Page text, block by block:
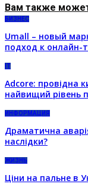
Вам также
БИЗНЕС
Umall – новый
подход к онлайн-
Adcore: провідна
найвищий рівень
ИНФОРМАЦИЯ
Драматична
наслідки?
ЖИЗНЬ
Ціни на пальне в